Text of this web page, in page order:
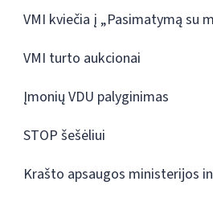
VMI kviečia į „Pasimatymą su
VMI turto aukcionai
Įmonių VDU palyginimas
STOP šešėliui
Krašto apsaugos ministerijos